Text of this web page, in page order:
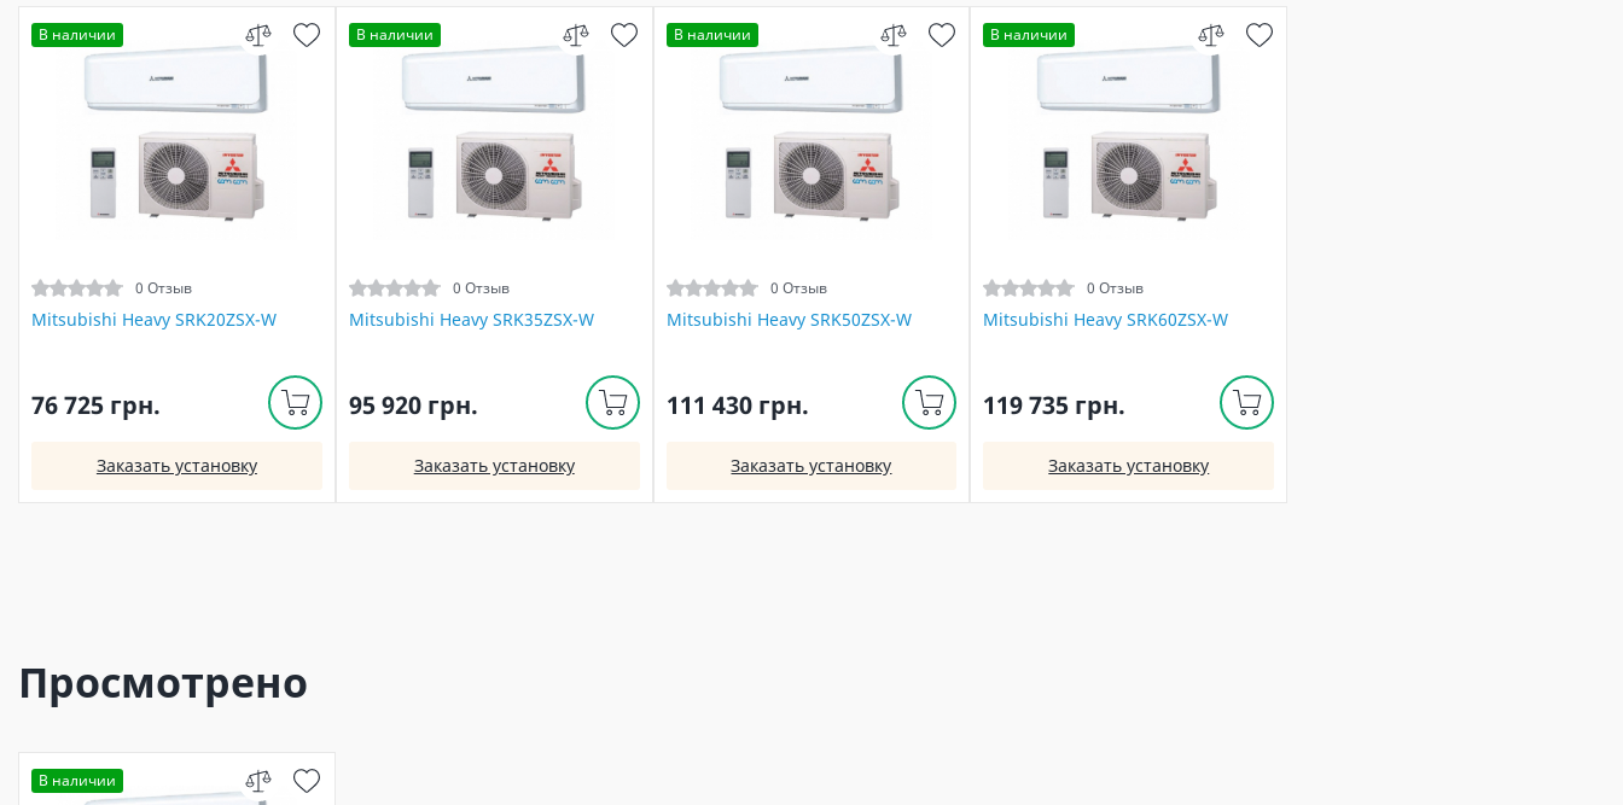
В наличии
0 Отзыв
Mitsubishi Heavy SRK20ZSX-W
76 725 грн.
Заказать установку
В наличии
0 Отзыв
Mitsubishi Heavy SRK35ZSX-W
95 920 грн.
Заказать установку
В наличии
0 Отзыв
Mitsubishi Heavy SRK50ZSX-W
111 430 грн.
Заказать установку
В наличии
0 Отзыв
Mitsubishi Heavy SRK60ZSX-W
119 735 грн.
Заказать установку
Просмотрено
В наличии